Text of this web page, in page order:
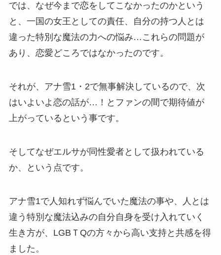
では、なぜ今まで恋をしてこなかったのかという
と、一国の女王としての責任、自分の持つ人とは
違った特別な魔法の力への悩み…これらの問題が
あり、恋愛どころではなかったのです。
それが、アナ雪1・2で無事解決しているので、次
はいよいよ恋の話が…！とファンの間で期待値が
上がっているという事です。
そしてなぜエルサが同性愛者として扱われている
か、という点です。
アナ雪1で人知れず悩んでいた魔法の事や、人とは
違う特別な魔法込みの自分自身を受け入れていく
生き方が、LGBＴQの方々から高い支持と共感を得
ました。